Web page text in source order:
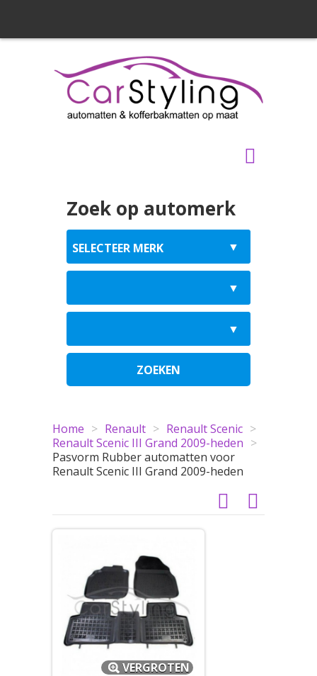
Zoek op automerk
ZOEKEN
Home > Renault > Renault Scenic >
Renault Scenic III Grand 2009-heden >
Pasvorm Rubber automatten voor
Renault Scenic III Grand 2009-heden
VERGROTEN